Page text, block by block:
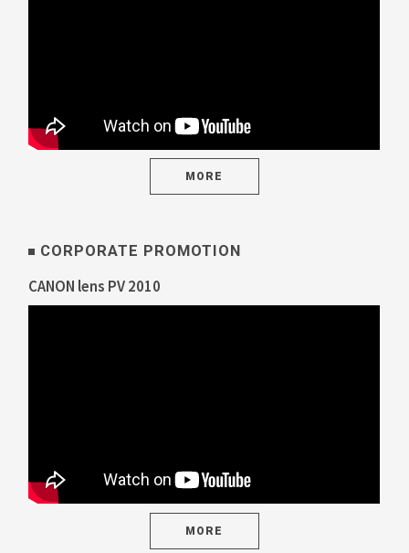
MORE
CORPORATE PROMOTION
CANON lens PV 2010
MORE